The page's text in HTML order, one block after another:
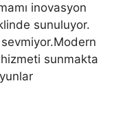
inovasyon
sunuluyor.
sevmiyor.Modern
sunmakta